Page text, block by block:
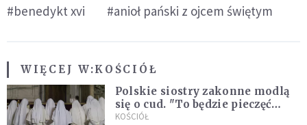
#benedykt xvi #anioł pański z ojcem świętym
WIĘCEJ W:KOŚCIÓŁ
Polskie siostry zakonne modlą
się o cud. "To będzie pieczęć
Pana Boga dla naszej wiary"
KOŚCIÓŁ